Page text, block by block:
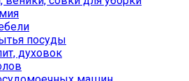
посуды
духовок